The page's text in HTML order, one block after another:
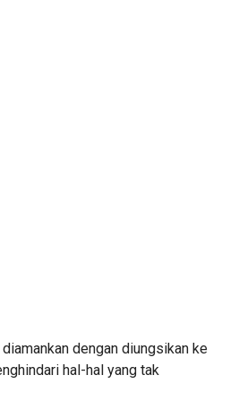
dengan diungsikan ke
hal-hal yang tak